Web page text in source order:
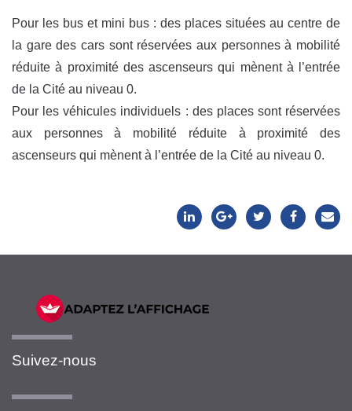
Pour les bus et mini bus : des places situées au centre de
la gare des cars sont réservées aux personnes à mobilité
réduite à proximité des ascenseurs qui mènent à l’entrée
de la Cité au niveau 0.
Pour les véhicules individuels : des places sont réservées
aux personnes à mobilité réduite à proximité des
ascenseurs qui mènent à l’entrée de la Cité au niveau 0.
Suivez-nous